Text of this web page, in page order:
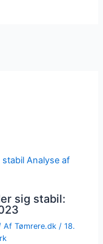
sig stabil:
AfTømrere.dk/18.